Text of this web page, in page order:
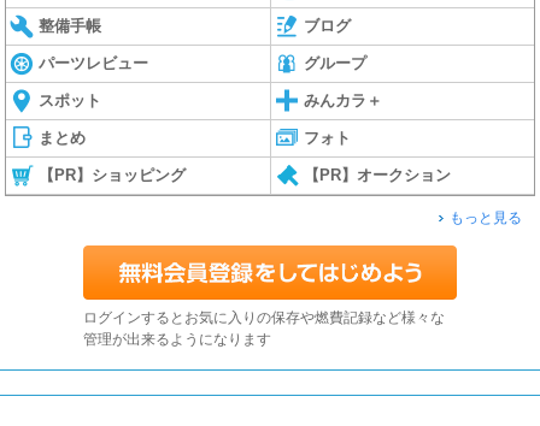
整備手帳 ブログ
パーツレビュー グループ
スポット みんカラ＋
まとめ フォト
【PR】ショッピング 【PR】オークション
もっと見る
ログインするとお気に入りの保存や燃費記録など様々な
管理が出来るようになります